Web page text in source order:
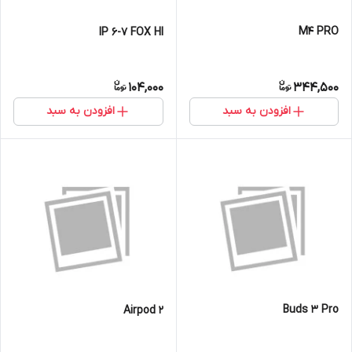
M4 PRO
344,500
افزودن به سبد
IP 6-7 FOX HI
104,000
افزودن به سبد
Buds 3 Pro
Airpod 2